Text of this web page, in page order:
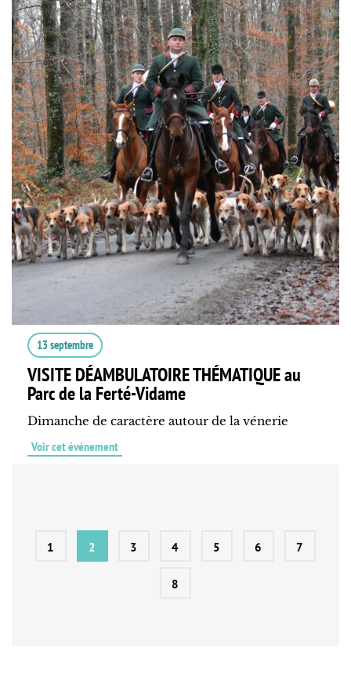
13 septembre
VISITE DÉAMBULATOIRE THÉMATIQUE au
Parc de la Ferté-Vidame
Dimanche de caractère autour de la vénerie
Voir cet événement
1 2 3 4 5 6 7
8